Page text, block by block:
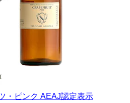
・ピンク AEAJ認定表示